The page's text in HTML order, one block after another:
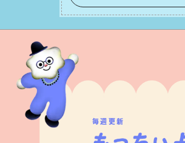
えが、あなたに確かな安⼼感をも
はずです。
毎週更新